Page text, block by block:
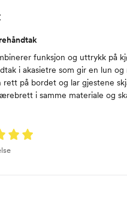
funksjon og uttrykk på
i akasietre som gir en lun
rett på bordet og lar gjestene
i samme materiale og